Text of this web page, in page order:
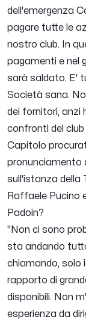
dell'emergenza
pagare tutte le
nostro club. In
pagamenti e nel
sarà saldato. E'
Società sana.
dei fornitori, anzi
confronti del
Capitolo
pronunciamento
sull'istanza della
Raffaele Pucino
Padoin?
"Non ci sono
sta andando
chiamando, solo
rapporto di
disponibili. Non
esperienza da